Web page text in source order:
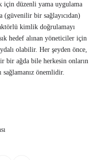
için düzenli yama uygulama
(güvenilir bir sağlayıcıdan)
kimlik doğrulamayı
hedef alınan yöneticiler için
olabilir. Her şeyden önce,
bir ağda bile herkesin onların
sağlamanız önemlidir.